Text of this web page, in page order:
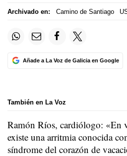
Archivado en: Camino de Santiago
Añade a La Voz de Galicia en Google
También en La Voz
Ramón Ríos, cardiólogo: «En
existe una arritmia conocida
síndrome del corazón de